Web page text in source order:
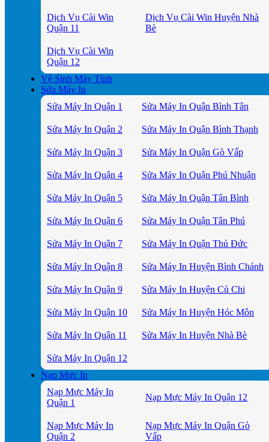
Dịch Vụ Cài Win
Quận 11
Dịch Vụ Cài Win Huyện Nhà
Bè
Dịch Vụ Cài Win
Quận 12
Vệ Sinh Máy Tính
Sửa Máy In
Sửa Máy In Quận 1
Sửa Máy In Quận Bình Tân
Sửa Máy In Quận 2 Sửa Máy In Quận Bình Thạnh
Sửa Máy In Quận 3 Sửa Máy In Quận Gò Vấp
Sửa Máy In Quận 4 Sửa Máy In Quận Phú Nhuận
Sửa Máy In Quận 5 Sửa Máy In Quận Tân Bình
Sửa Máy In Quận 6 Sửa Máy In Quận Tân Phú
Sửa Máy In Quận 7 Sửa Máy In Quận Thủ Đức
Sửa Máy In Quận 8 Sửa Máy In Huyện Bình Chánh
Sửa Máy In Quận 9 Sửa Máy In Huyện Củ Chi
Sửa Máy In Quận 10 Sửa Máy In Huyện Hóc Môn
Sửa Máy In Quận 11 Sửa Máy In Huyện Nhà Bè
Sửa Máy In Quận 12
Nạp Mực In
Nạp Mực Máy In
Quận 1
Nạp Mực Máy In Quận 12
Nạp Mực Máy In
Quận 2
Nạp Mực Máy In Quận Gò
Vấp